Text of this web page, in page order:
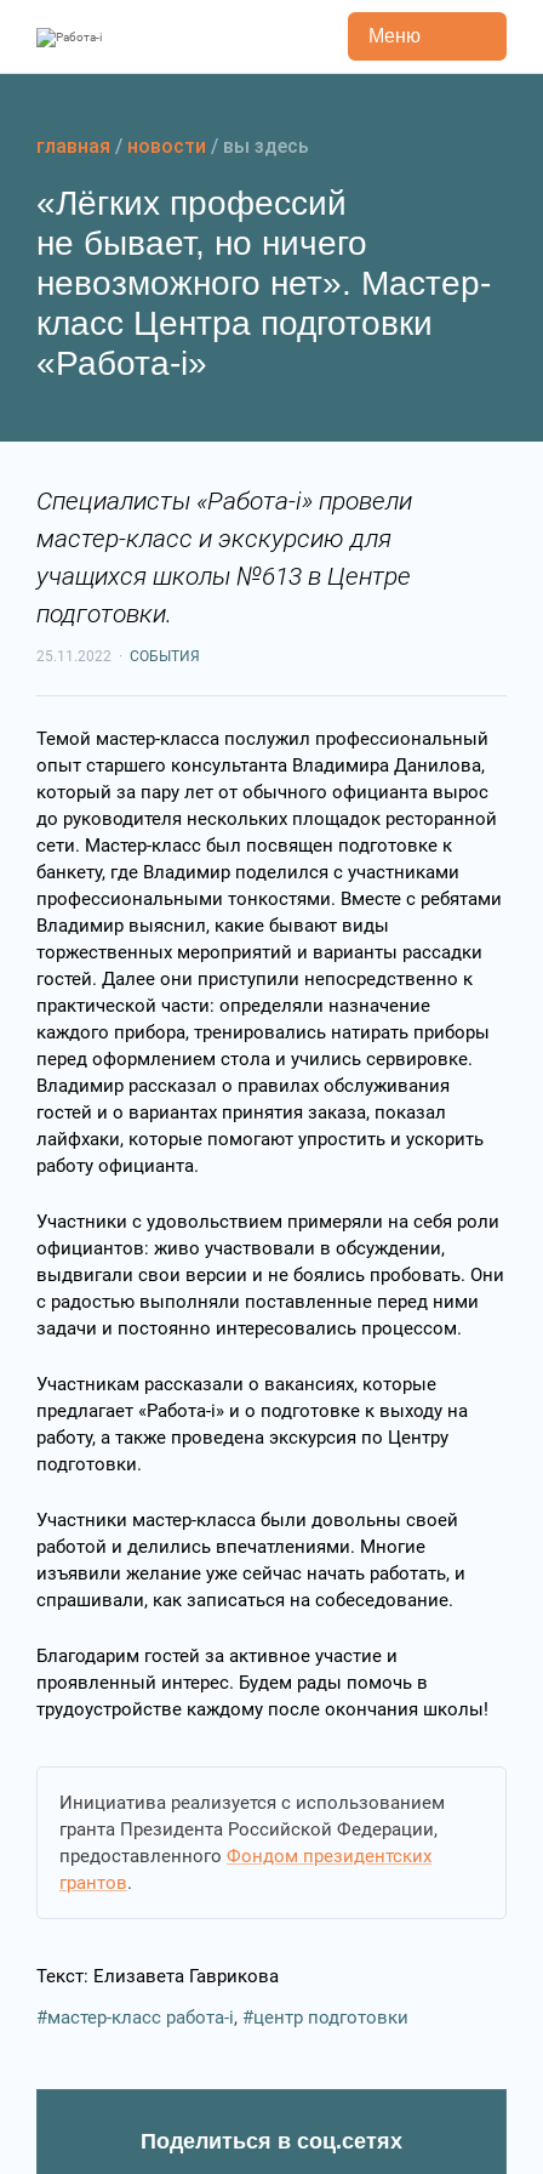
содержанию
Меню
главная / новости / вы здесь
«Лёгких профессий
не бывает, но ничего
невозможного нет». Мастер-
класс Центра подготовки
«Работа-i»
Специалисты «Работа-i» провели
мастер-класс и экскурсию для
учащихся школы №613 в Центре
подготовки.
25.11.2022 · СОБЫТИЯ
Темой мастер-класса послужил профессиональный
опыт старшего консультанта Владимира Данилова,
который за пару лет от обычного официанта вырос
до руководителя нескольких площадок ресторанной
сети. Мастер-класс был посвящен подготовке к
банкету, где Владимир поделился с участниками
профессиональными тонкостями. Вместе с ребятами
Владимир выяснил, какие бывают виды
торжественных мероприятий и варианты рассадки
гостей. Далее они приступили непосредственно к
практической части: определяли назначение
каждого прибора, тренировались натирать приборы
перед оформлением стола и учились сервировке.
Владимир рассказал о правилах обслуживания
гостей и о вариантах принятия заказа, показал
лайфхаки, которые помогают упростить и ускорить
работу официанта.
Участники с удовольствием примеряли на себя роли
официантов: живо участвовали в обсуждении,
выдвигали свои версии и не боялись пробовать. Они
с радостью выполняли поставленные перед ними
задачи и постоянно интересовались процессом.
Участникам рассказали о вакансиях, которые
предлагает «Работа-i» и о подготовке к выходу на
работу, а также проведена экскурсия по Центру
подготовки.
Участники мастер-класса были довольны своей
работой и делились впечатлениями. Многие
изъявили желание уже сейчас начать работать, и
спрашивали, как записаться на собеседование.
Благодарим гостей за активное участие и
проявленный интерес. Будем рады помочь в
трудоустройстве каждому после окончания школы!
Инициатива реализуется с использованием
гранта Президента Российской Федерации,
предоставленного Фондом президентских
грантов.
Текст: Елизавета Гаврикова
мастер-класс работа-i, центр подготовки
Поделиться в соц.сетях